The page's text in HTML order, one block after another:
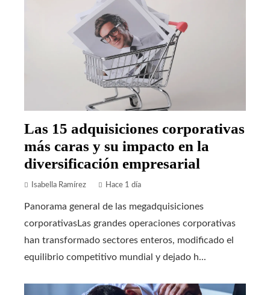
Las 15 adquisiciones corporativas
más caras y su impacto en la
diversificación empresarial
Isabella Ramírez Hace 1 día
Panorama general de las megadquisiciones
corporativasLas grandes operaciones corporativas
han transformado sectores enteros, modificado el
equilibrio competitivo mundial y dejado h...